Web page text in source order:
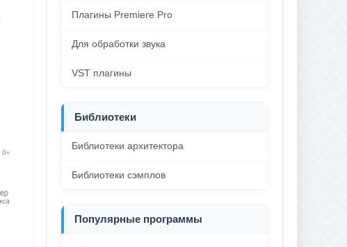
Плагины Premiere Pro
Для обработки звука
VST плагины
Библиотеки
Библиотеки архитектора
Библиотеки сэмплов
Популярные программы